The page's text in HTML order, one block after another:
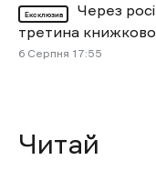
Ексклюзив
Через
третина
6 Cерпня 17:55
Читай